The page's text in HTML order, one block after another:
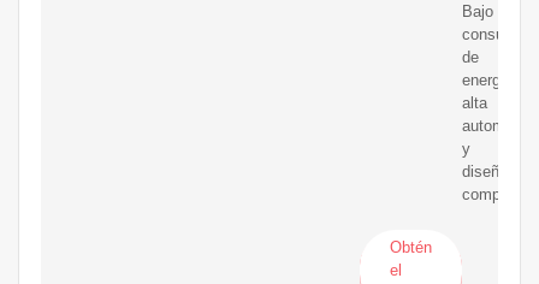
Bajo
consumo
de
energía,
alta
y
diseño
compacto.
Obtén
el